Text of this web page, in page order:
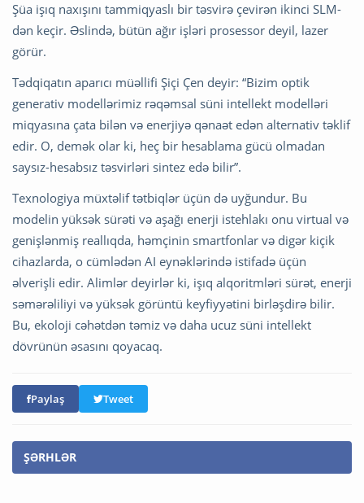
Şüa işıq naxışını tammiqyaslı bir təsvirə çevirən ikinci SLM-
dən keçir. Əslində, bütün ağır işləri prosessor deyil, lazer
görür.
Tədqiqatın aparıcı müəllifi Şiçi Çen deyir: “Bizim optik
generativ modellərimiz rəqəmsal süni intellekt modelləri
miqyasına çata bilən və enerjiyə qənaət edən alternativ təklif
edir. O, demək olar ki, heç bir hesablama gücü olmadan
saysız-hesabsız təsvirləri sintez edə bilir”.
Texnologiya müxtəlif tətbiqlər üçün də uyğundur. Bu
modelin yüksək sürəti və aşağı enerji istehlakı onu virtual və
genişlənmiş reallıqda, həmçinin smartfonlar və digər kiçik
cihazlarda, o cümlədən AI eynəklərində istifadə üçün
əlverişli edir. Alimlər deyirlər ki, işıq alqoritmləri sürət, enerji
səmərəliliyi və yüksək görüntü keyfiyyətini birləşdirə bilir.
Bu, ekoloji cəhətdən təmiz və daha ucuz süni intellekt
dövrünün əsasını qoyacaq.
Paylaş Tweet
ŞƏRHLƏR